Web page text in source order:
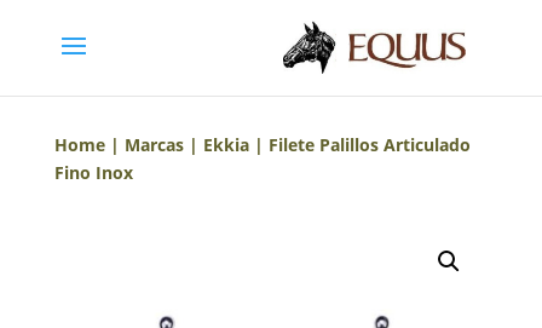
Home| Marcas| Ekkia| Filete Palillos Articulado
Fino Inox